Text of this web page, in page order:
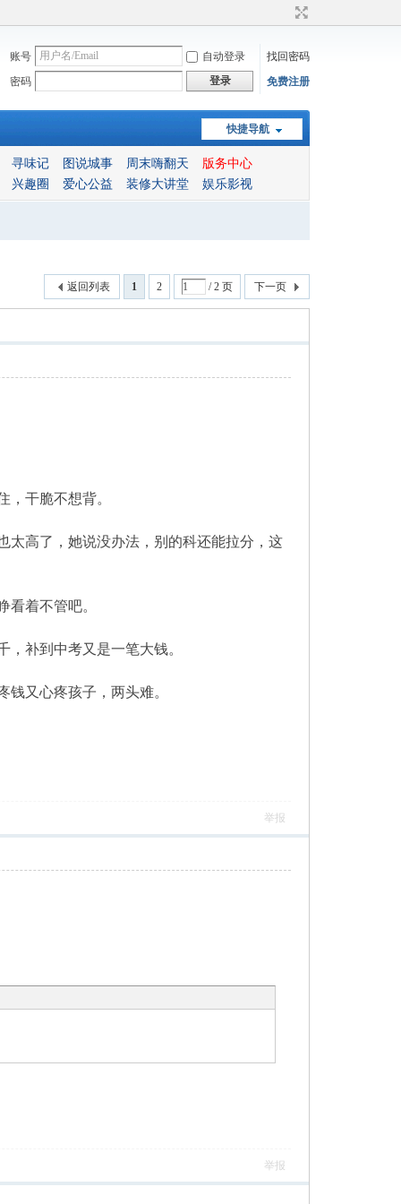
账号 自动登录
找回密码
密码
登录 免费注册
快捷导航
寻味记 图说城事 周末嗨翻天
版务中心
兴趣圈
爱心公益 装修大讲堂 娱乐影视
1 2 / 2 页 下一页
返回列表
，干脆不想背。
太高了，她说没办法，别的科还能拉分，这
着不管吧。
补到中考又是一笔大钱。
又心疼孩子，两头难。
举报
举报